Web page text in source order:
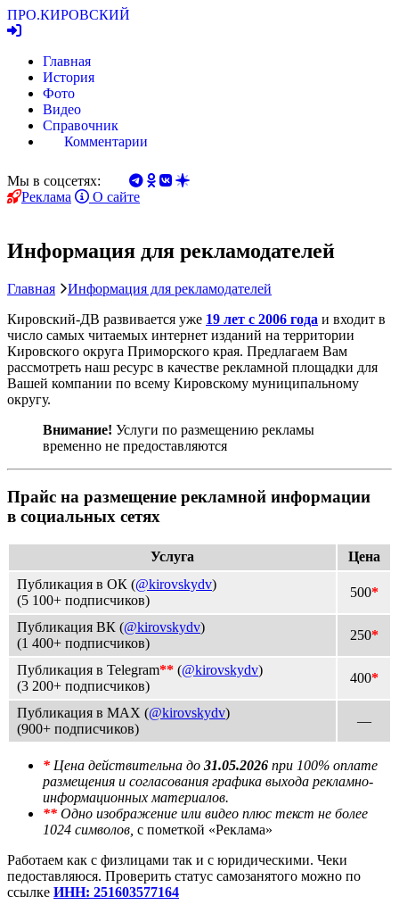
ПРО.КИРОВСКИЙ
Главная
История
Фото
Видео
Справочник
Комментарии
Мы в соцсетях:
Реклама
О сайте
Информация для рекламодателей
Главная
Информация для рекламодателей
Кировский-ДВ развивается уже 19 лет c 2006 года и входит в
число самых читаемых интернет изданий на территории
Кировского округа Приморского края. Предлагаем Вам
рассмотреть наш ресурс в качестве рекламной площадки для
Вашей компании по всему Кировскому муниципальному
округу.
Внимание! Услуги по размещению рекламы
временно не предоставляются
Прайс на размещение рекламной информации
в социальных сетях
Услуга
Цена
Публикация в ОК (@kirovskydv)
(5 100+ подписчиков)
500*
Публикация ВК (@kirovskydv)
(1 400+ подписчиков)
250*
Публикация в Telegram** (@kirovskydv)
(3 200+ подписчиков)
400*
Публикация в МАХ (@kirovskydv)
(900+ подписчиков)
—
* Цена действительна до 31.05.2026 при 100% оплате
размещения и согласования графика выхода рекламно-
информационных материалов.
** Одно изображение или видео плюс текст не более
1024 символов, с пометкой «Реклама»
Работаем как с физлицами так и с юридическими. Чеки
педоставляюся. Проверить статус самозанятого можно по
ссылке ИНН: 251603577164